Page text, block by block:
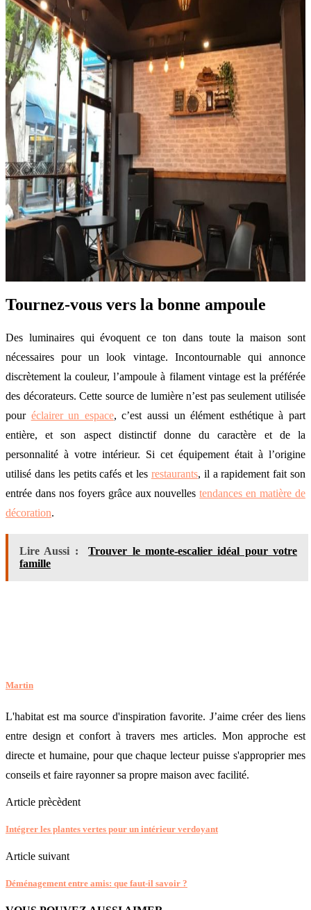
Tournez-vous vers la bonne ampoule
Des luminaires qui évoquent ce ton dans toute la maison sont
nécessaires pour un look vintage. Incontournable qui annonce
discrètement la couleur, l’ampoule à filament vintage est la préférée
des décorateurs. Cette source de lumière n’est pas seulement utilisée
pour éclairer un espace, c’est aussi un élément esthétique à part
entière, et son aspect distinctif donne du caractère et de la
personnalité à votre intérieur. Si cet équipement était à l’origine
utilisé dans les petits cafés et les restaurants, il a rapidement fait son
entrée dans nos foyers grâce aux nouvellestendances en matière de
décoration.
Lire Aussi :
Trouver le monte-escalier idéal pour votre
famille
conseils et faire rayonner sa propre maison avec facilité.
Article prècèdent
Intégrer les plantes vertes pour un intérieur verdoyant
Article suivant
Déménagement entre amis: que faut-il savoir ?
VOUS POUVEZ AUSSI AIMER
6 solutions d’aménagement pour travailler depuis